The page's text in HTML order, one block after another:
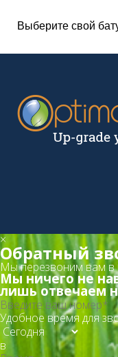
Выберите свой
×
Обратный
Мы перезвоним вам в
Мы ничего не
лишь отвечаем
Удобное время для
в